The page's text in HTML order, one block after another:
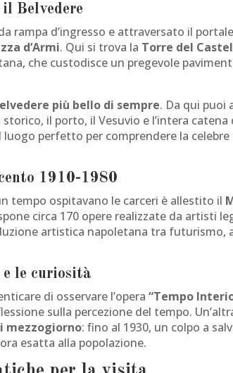
Belvedere
rampa d’ingresso e attraversato il
d’Armi. Qui si trova la Torre del
che custodisce un pregevole
più bello di sempre. Da qui puoi
il porto, il Vesuvio e l’intera
luogo perfetto per comprendere la
1910-1980
tempo ospitavano le carceri è allestito il
circa 170 opere realizzate da artisti
artistica napoletana tra
le curiosità
di osservare l’opera“Tempo
sulla percezione del tempo.
mezzogiorno: fino al 1930, un colpo a
esatta alla popolazione.